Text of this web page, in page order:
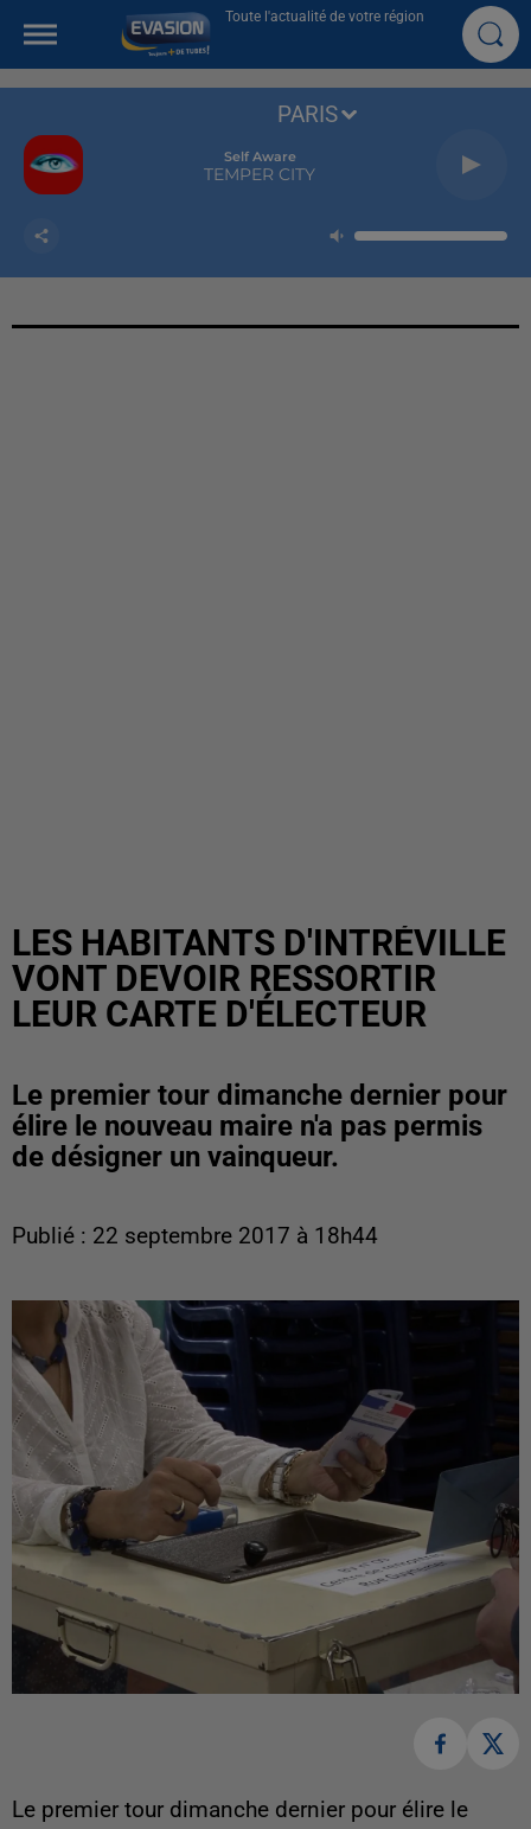
Toute l'actualité de votre région
Self Aware
TEMPER CITY
PARIS
LES HABITANTS D'INTRÉVILLE
VONT DEVOIR RESSORTIR
LEUR CARTE D'ÉLECTEUR
Le premier tour dimanche dernier pour
élire le nouveau maire n'a pas permis
de désigner un vainqueur.
Publié : 22 septembre 2017 à 18h44
Le premier tour dimanche dernier pour élire le